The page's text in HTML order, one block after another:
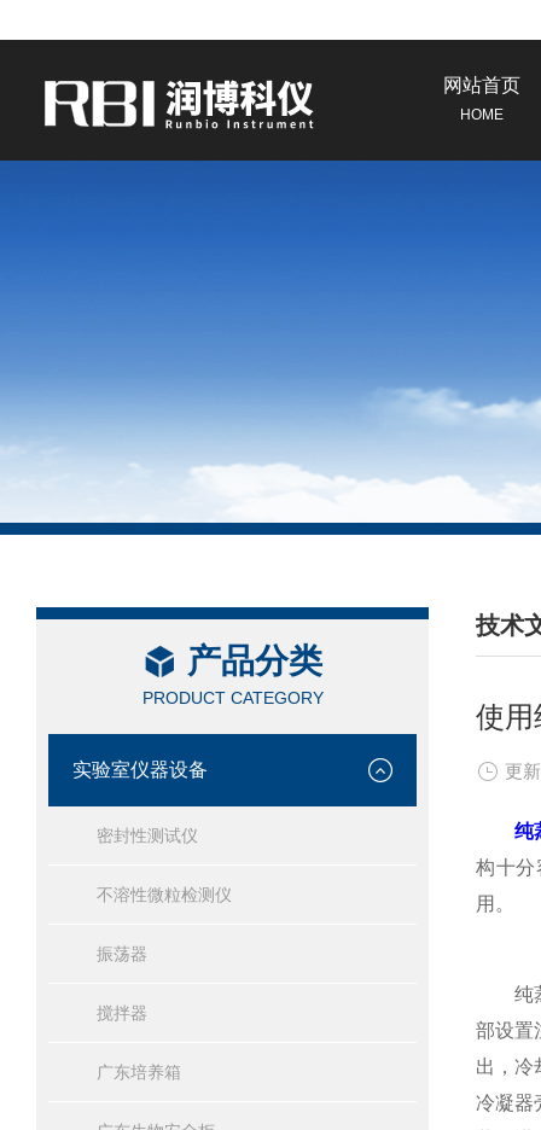
网站首页
HOME
产品分类
PRODUCT CATEGORY
实验室仪器设备
密封性测试仪
不溶性微粒检测仪
振荡器
搅拌器
广东培养箱
技术
/
使用
更
纯
构十分
用。
纯蒸
部设置
出，冷
冷凝器